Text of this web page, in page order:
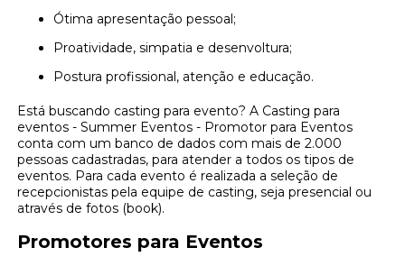
Ótima apresentação pessoal;
Proatividade, simpatia e desenvoltura;
Postura profissional, atenção e educação.
Está buscando casting para evento? A Casting para
eventos - Summer Eventos - Promotor para Eventos
conta com um banco de dados com mais de 2.000
pessoas cadastradas, para atender a todos os tipos de
eventos. Para cada evento é realizada a seleção de
recepcionistas pela equipe de casting, seja presencial ou
através de fotos (book).
Promotores para Eventos